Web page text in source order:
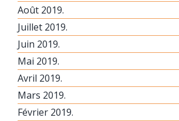
Août 2019.
Juillet 2019.
Juin 2019.
Mai 2019.
Avril 2019.
Mars 2019.
Février 2019.